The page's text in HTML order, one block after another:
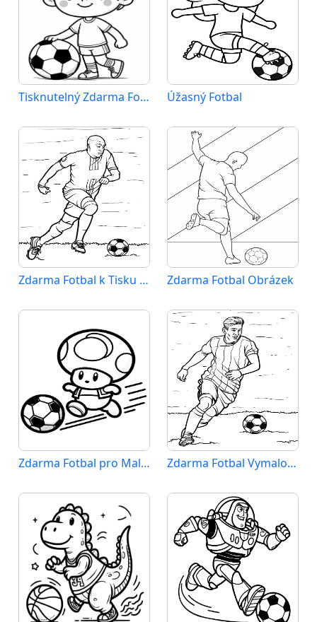
Tisknutelný Zdarma Fotbal Úžasný Fotbal
Zdarma Fotbal k Tisku pro Děti Zdarma Fotbal Obrázek
Zdarma Fotbal pro Malé Děti Zdarma Fotbal Vymalovatelné